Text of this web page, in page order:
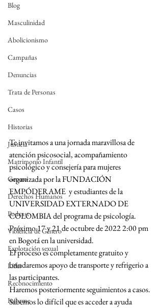
Blog
Masculinidad
Abolicionismo
Campañas
Denuncias
Trata de Personas
Casos
Historias
Justicia
Matrimonio Infantil
Genero
Derechos Humanos
Podcast
Violencia de Género
Explotación sexual
Líder
Reconocimiento
Informe
Te invitamos a una jornada maravillosa de
atención psicosocial, acompañamiento
psicológico y consejería para mujeres
organizada por la FUNDACIÓN
EMPÓDERAME  y estudiantes de la
UNIVERSIDAD EXTERNADO DE
COLOMBIA del programa de psicología.
Próximo 17 y 21 de octubre de 2022 2:00 pm
en Bogotá en la universidad.
El proceso es completamente gratuito y
brindaremos apoyo de transporte y refrigerio a
las participantes.
Haremos posteriormente seguimientos a casos.
Sabemos lo difícil que es acceder a ayuda